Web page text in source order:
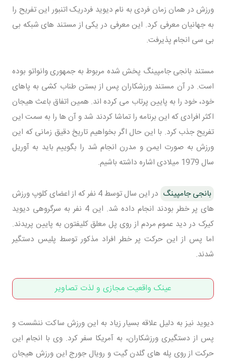
ورزش در همان زمان فردی به نام دیوید فردریک اتنبور این تفریح را
به جهانیان معرفی کرد. این معرفی در یکی از مستند های شبکه بی
بی سی انجام پذیرفت.
مستند بانجی جامپینگ پخش شده مربوط به جمهوری وانواتو بوده
است. در آن مستند ورزشکاران پس از بستن طناب کشی به پاهای
خود، خود را به پایین پرتاب می کرده اند. همین اتفاق باعث هیجان
اکثر افرادی که این برنامه را تماشا کردند شد و آن ها را به سمت این
تفریح جذب کرد. با این حال اگر بخواهیم تاریخ دقیق زمانی که این
ورزش به صورت ایمن و مدرن انجام شد را بگوییم باید به آوریل
سال 1979 میلادی اشاره داشته باشیم.
بانجی جامپینگ
در این سال توسط 4 نفر که از اعضای کلوپ ورزش
های پر خطر بودند انجام داده شد. این 4 نفر به سرگروهی دیوید
کیرک در دید عموم مردم از روی پل معلق کلیفتون به پایین پریدند.
اما پس از این حرکت پر خطر افراد مذکور توسط پلیس دستگیر
شدند.
عینک واقعیت مجازی و لذت تصاویر
دیوید نیز به دلیل علاقه بسیار زیاد به این ورزش ساکت ننشست و
پس از دستگیری ورزشکاران، به آمریکا سفر کرد. وی با انجام این
حرکت از روی پله های گلدن گیت و رویال جورج این ورزش هیجان